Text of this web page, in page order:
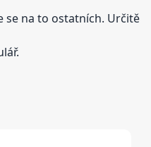
se na to ostatních. Určitě